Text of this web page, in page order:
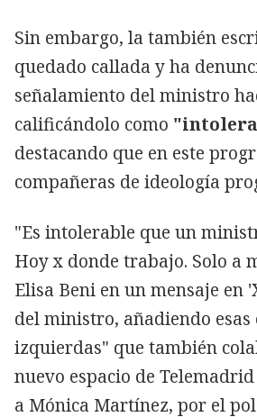
Sin embargo, la también
quedado callada y ha
señalamiento del ministro
calificándolo como
destacando que en este
compañeras de ideología
"Es intolerable que un
Hoy x donde trabajo. Solo a
Elisa Beni en un mensaje en
del ministro, añadiendo esas
izquierdas" que también
nuevo espacio de
a Mónica Martínez, por el